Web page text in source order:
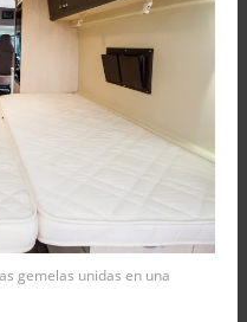
gemelas unidas en una